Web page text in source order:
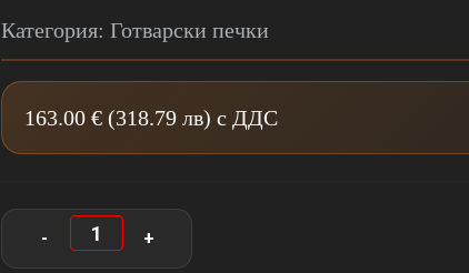
Категория: Готварски печки
163.00 € (318.79 лв) с ДДС